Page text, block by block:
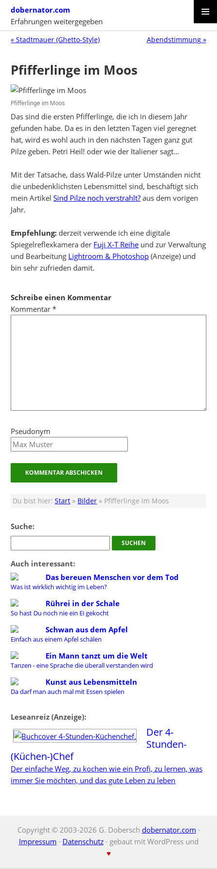
content
dobernator.com
Erfahrungen weitergegeben
MENU
Abendstimmung »
« Stadtmauer (Ghetto-Style)
Pfifferlinge im Moos
Pfifferlinge im Moos
Das sind die ersten Pfifferlinge, die ich in diesem Jahr
gefunden habe. Da es in den letzten Tagen viel geregnet
hat, wird es wohl auch in den nächsten Tagen ganz gut
Pilze geben. Petri Heil! oder wie der Italiener sagt…
Mit der Tatsache, dass Wald-Pilze unter Umständen nicht
die unbedenklichsten Lebensmittel sind, beschäftigt sich
mein ArtikelSind Pilze noch verstrahlt? aus dem vorigen
Jahr.
Empfehlung: derzeit verwende ich eine digitale
Spiegelreflexkamera der Fuji X-T Reihe und zur Verwaltung
und Bearbeitung Lightroom & Photoshop (Anzeige) und
bin sehr zufrieden damit.
Schreibe einen Kommentar
Kommentar*
Pseudonym
Du bist hier:Start » Bilder » Pfifferlinge im Moos
Suche:
Auch interessant:
Das bereuen Menschen vor dem Tod
Was ist wirklich wichtig im Leben?
Rührei in der Schale
So hast Du noch nie ein Ei gekocht
Schwan aus dem Apfel
Einfach aus einem Apfel schälen
Ein Mann tanzt um die Welt
Tanzen - eine Sprache die überall verstanden wird
Kunst aus Lebensmitteln
Da darf man auch mal mit Essen spielen
Leseanreiz (Anzeige):
Der 4-
Stunden-
(Küchen-)Chef
Der einfache Weg, zu kochen wie ein Profi, zu lernen, was
immer Sie möchten, und das gute Leben zu leben
Copyright © 2003-2026 G. Dobersch dobernator.com ·
Impressum · Datenschutz· gebaut mit WordPress und
♥